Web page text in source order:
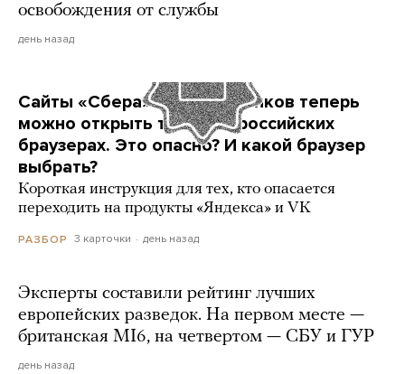
освобождения от службы
день назад
Сайты «Сбера» и других банков теперь
можно открыть только в российских
браузерах. Это опасно? И какой браузер
выбрать?
Короткая инструкция для тех, кто опасается
переходить на продукты «Яндекса» и VK
РАЗБОР 3 карточки день назад
Эксперты составили рейтинг лучших
европейских разведок. На первом месте —
британская MI6, на четвертом — СБУ и ГУР
день назад